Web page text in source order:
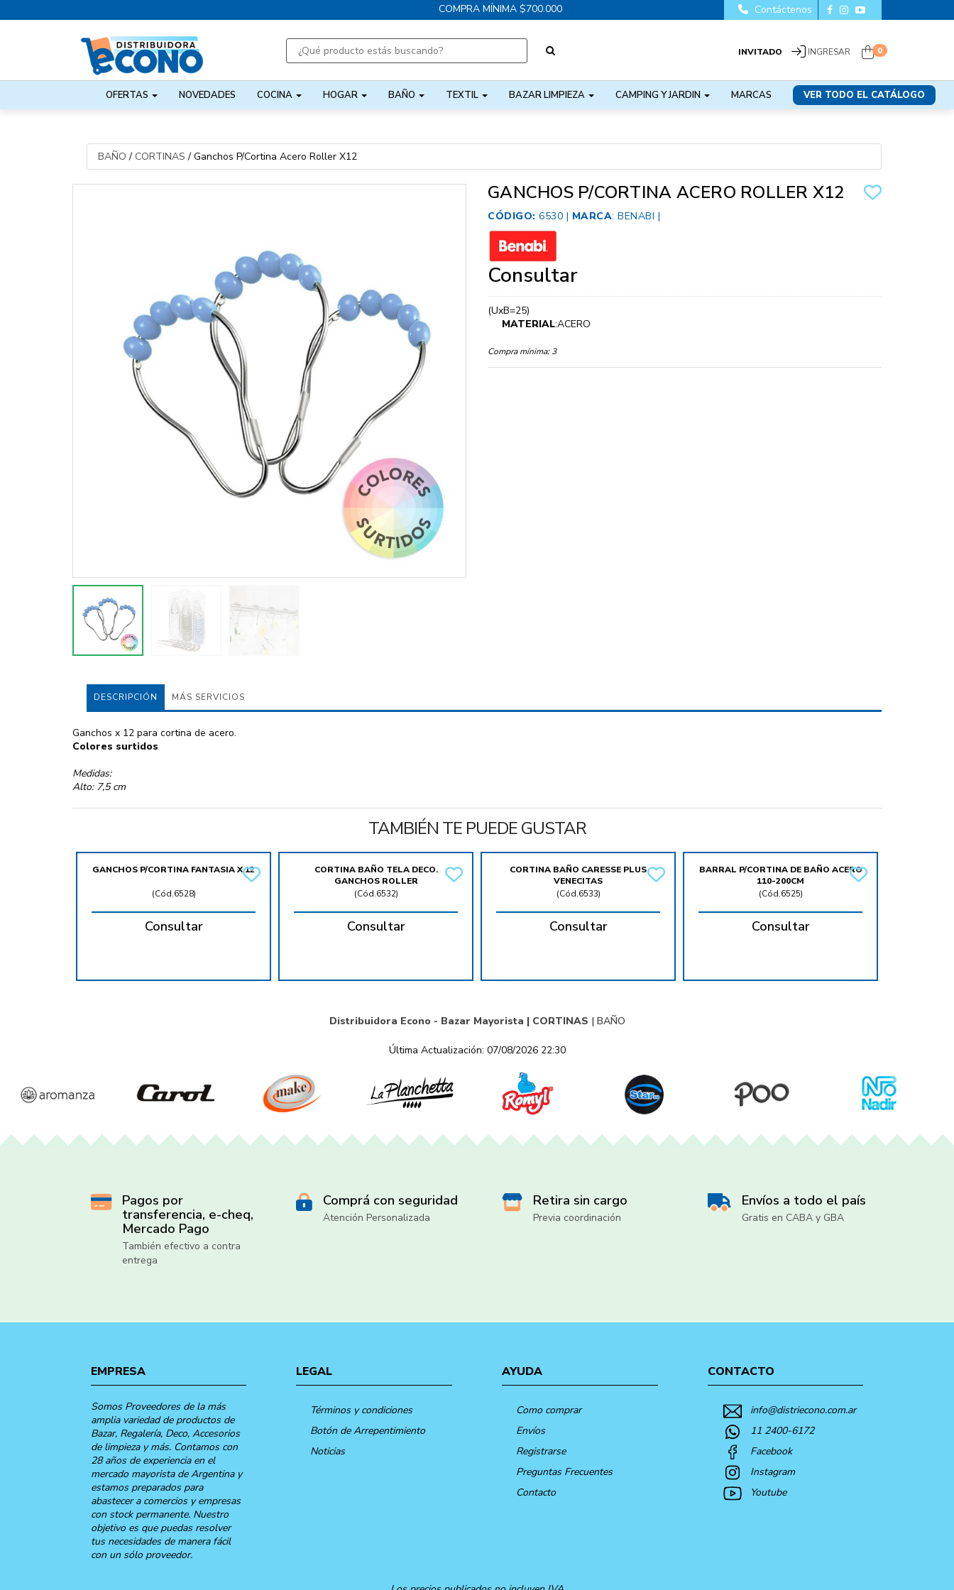
COMPRA MÍNIMA $700.000
INVITADO INGRESAR 0
OFERTAS NOVEDADES COCINA HOGAR BAÑO TEXTIL BAZAR LIMPIEZA CAMPING Y JARDIN MARCAS VER TODO EL CATÁLOGO
Contáctenos
BAÑO / CORTINAS / Ganchos P/Cortina Acero Roller X12
GANCHOS P/CORTINA ACERO ROLLER X12
CÓDIGO: 6530 | MARCA: BENABI |
Consultar
(UxB=25)
MATERIAL:ACERO
Compra mínima: 3
DESCRIPCIÓN MÁS SERVICIOS
Ganchos x 12 para cortina de acero.
Colores surtidos
Medidas:
Alto: 7,5 cm
TAMBIÉN TE PUEDE GUSTAR
GANCHOS P/CORTINA FANTASIA X 12
(Cód.6528)
Consultar
CORTINA BAÑO TELA DECO.
GANCHOS ROLLER
(Cód.6532)
Consultar
CORTINA BAÑO CARESSE PLUS
VENECITAS
(Cód.6533)
Consultar
BARRAL P/CORTINA DE BAÑO ACERO
110-200CM
(Cód.6525)
Consultar
Distribuidora Econo - Bazar Mayorista | CORTINAS | BAÑO
Última Actualización: 07/08/2026 22:30
Pagos por
transferencia, e-cheq,
Mercado Pago
También efectivo a contra
entrega
Comprá con seguridad
Atención Personalizada
Retira sin cargo
Previa coordinación
Envíos a todo el país
Gratis en CABA y GBA
EMPRESA
Somos Proveedores de la más
amplia variedad de productos de
Bazar, Regalería, Deco, Accesorios
de limpieza y más. Contamos con
28 años de experiencia en el
mercado mayorista de Argentina y
estamos preparados para
abastecer a comercios y empresas
con stock permanente. Nuestro
objetivo es que puedas resolver
tus necesidades de manera fácil
con un sólo proveedor.
LEGAL
Términos y condiciones
Botón de Arrepentimiento
Noticias
AYUDA
Como comprar
Envíos
Registrarse
Preguntas Frecuentes
Contacto
CONTACTO
info@distriecono.com.ar
11 2400-6172
Facebook
Instagram
Youtube